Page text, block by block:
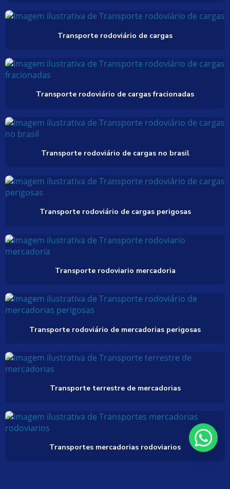
Transporte rodoviário de cargas
Transporte rodoviário de cargas fracionadas
Transporte rodoviário de cargas no brasil
Transporte rodoviário de cargas perigosas
Transporte rodoviario mercadoria
Transporte rodoviário de mercadorias perigosas
Transporte terrestre de mercadorias
Transportes mercadorias rodoviarios